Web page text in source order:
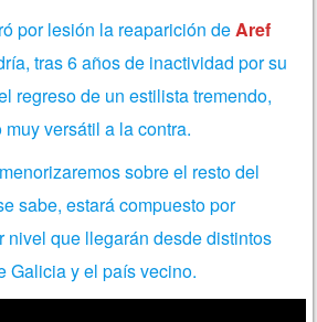
por lesión la reaparición deAref
tras 6 años de inactividad por su
regreso de un estilista tremendo,
versátil a la contra.
sobre el resto del
sabe, estará compuesto por
nivel que llegarán desde distintos
Galicia y el país vecino.